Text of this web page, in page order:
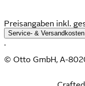
Preisangaben inkl.
Service- & Versandkosten
.
© Otto GmbH, A-